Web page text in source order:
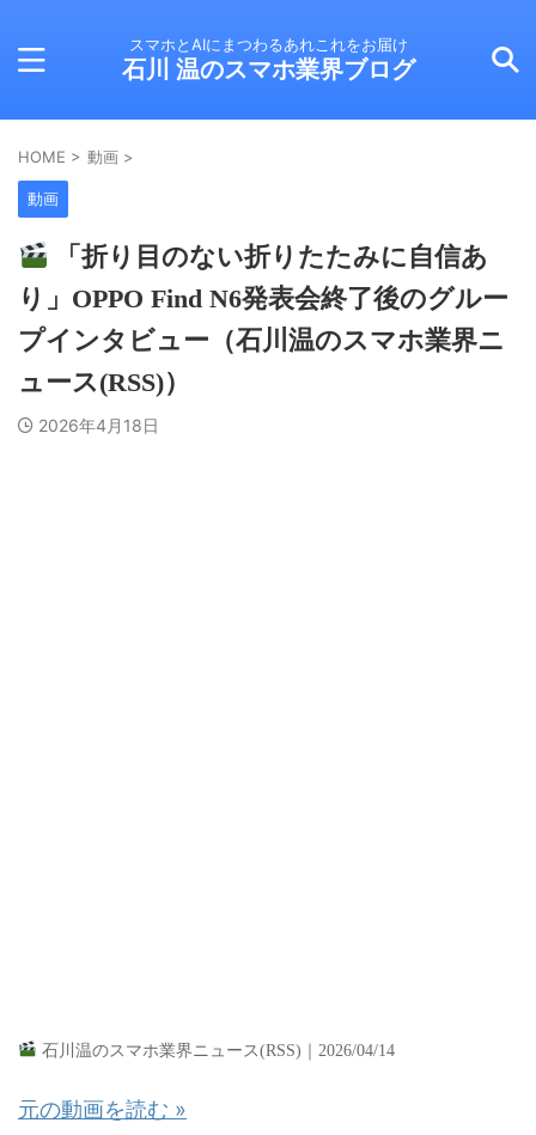
スマホとAIにまつわるあれこれをお届け
石川 温のスマホ業界ブログ
HOME > 動画 >
動画
「折り目のない折りたたみに自信あ
り」OPPO Find N6発表会終了後のグルー
プインタビュー（石川温のスマホ業界ニ
ュース(RSS)）
2026年4月18日
石川温のスマホ業界ニュース(RSS)｜2026/04/14
元の動画を読む »